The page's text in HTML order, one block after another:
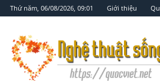
Thứ năm, 06/08/2026, 09:01 Giới thiệu
Nghệ
thuật
sống